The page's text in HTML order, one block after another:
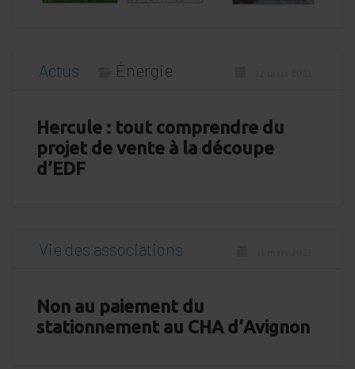
Actus Énergie
Hercule : tout comprendre du
projet de vente à la découpe
d’EDF
Vie des associations
Non au paiement du
stationnement au CHA d’Avignon